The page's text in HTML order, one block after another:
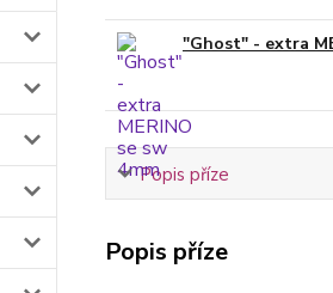
"Ghost" - extra
Popis příze
Popis příze